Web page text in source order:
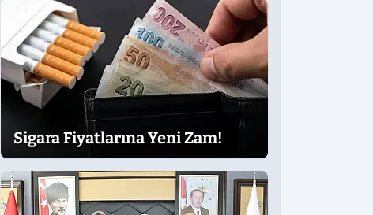
Sigara Fiyatlarına Yeni Zam!